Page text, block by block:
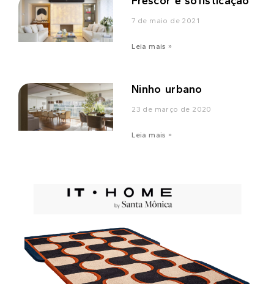
7 de maio de 2021
Leia mais »
Ninho urbano
23 de março de 2020
Leia mais »